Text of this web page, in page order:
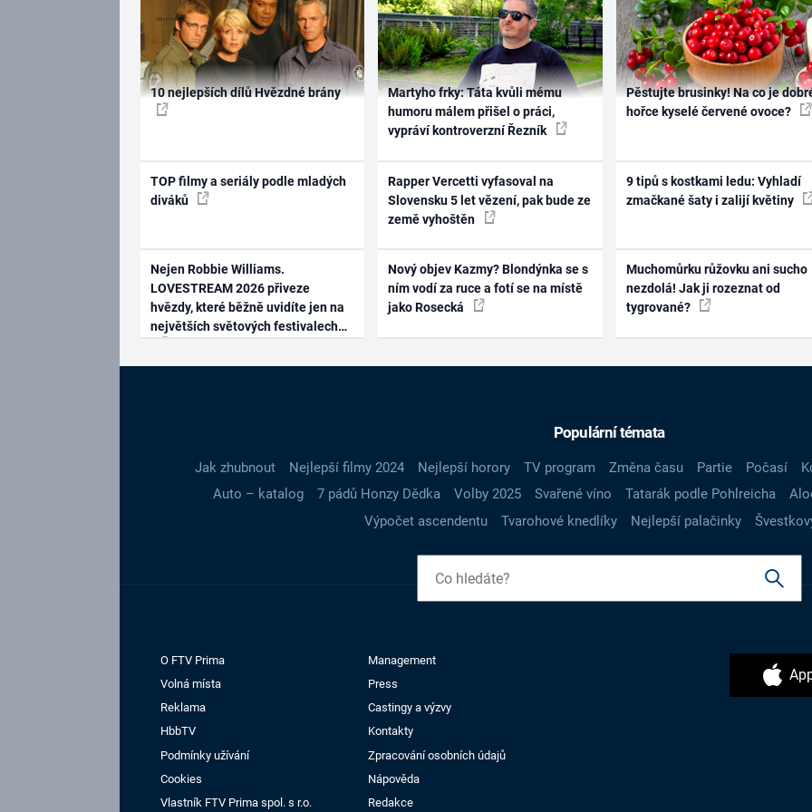
10 nejlepších dílů Hvězdné brány
TOP filmy a seriály podle mladých
diváků
Nejen Robbie Williams.
LOVESTREAM 2026 přiveze
hvězdy, které běžně uvidíte jen na
největších světových festivalech
Martyho frky: Táta kvůli mému
humoru málem přišel o práci,
vypráví kontroverzní Řezník
Rapper Vercetti vyfasoval na
Slovensku 5 let vězení, pak bude ze
země vyhoštěn
Nový objev Kazmy? Blondýnka se s
ním vodí za ruce a fotí se na místě
jako Rosecká
Pěstujte brusinky! Na co je
hořce kyselé červené ovoce?
9 tipů s kostkami ledu: Vyhladí
zmačkané šaty i zalijí květiny
Muchomůrku růžovku ani sucho
nezdolá! Jak ji rozeznat od
tygrované?
Populární témata
Jak zhubnout Nejlepší filmy 2024 Nejlepší horory TV program Změna času Partie Počasí
Auto – katalog
7 pádů Honzy Dědka Volby 2025 Svařené víno Tatarák podle Pohlreicha
Výpočet ascendentu
Tvarohové knedlíky Nejlepší palačinky
O FTV Prima
Management
Volná místa
Press
Reklama
Castingy a výzvy
HbbTV
Kontakty
Podmínky užívání
Zpracování osobních údajů
Cookies
Nápověda
Vlastník FTV Prima spol. s r.o.
Redakce